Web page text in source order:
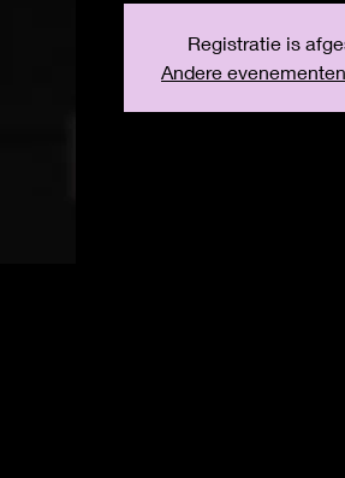
Registratie is
Andere